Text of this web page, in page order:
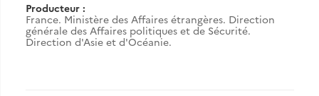
Producteur :
France. Ministère des Affaires étrangères. Direction
générale des Affaires politiques et de Sécurité.
Direction d'Asie et d'Océanie.